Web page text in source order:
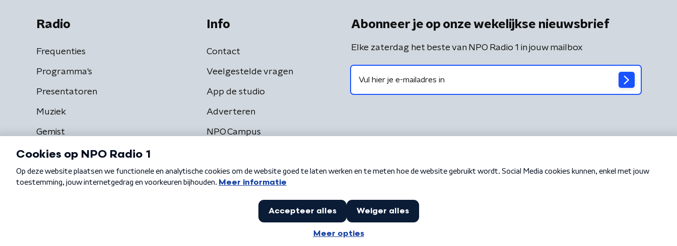
Radio
Frequenties
Programma's
Presentatoren
Muziek
Gemist
Info
Contact
Veelgestelde vragen
App de studio
Adverteren
NPO Campus
Abonneer je op onze wekelijkse nieuwsbrief
Elke zaterdag het beste van NPO Radio 1 in jouw mailbox
Algemene voorwaarden Privacybeleid